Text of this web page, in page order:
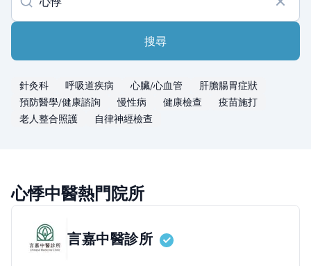
我是醫療人員
搜尋
針灸科 呼吸道疾病 心臟/心血管
肝膽腸胃症狀
預防醫學/健康諮詢
慢性病 健康檢查
疫苗施打
老人整合照護
自律神經檢查
心悸中醫熱門院所
言嘉中醫診所